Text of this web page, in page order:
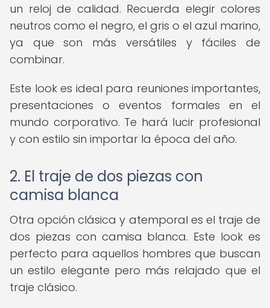
un reloj de calidad. Recuerda elegir colores
neutros como el negro, el gris o el azul marino,
ya que son más versátiles y fáciles de
combinar.
Este look es ideal para reuniones importantes,
presentaciones o eventos formales en el
mundo corporativo. Te hará lucir profesional
y con estilo sin importar la época del año.
2. El traje de dos piezas con
camisa blanca
Otra opción clásica y atemporal es el traje de
dos piezas con camisa blanca. Este look es
perfecto para aquellos hombres que buscan
un estilo elegante pero más relajado que el
traje clásico.